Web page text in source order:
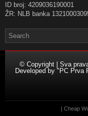
ID broj: 4209036190001
ŽR: NLB banka
© Copyright | Sva
Developed by "PC Prva
| Cheap